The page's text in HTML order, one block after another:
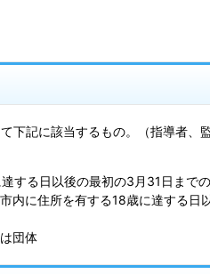
下記に該当するもの。（指導者、
する日以後の最初の3月31日まで
内に住所を有する18歳に達する日
団体